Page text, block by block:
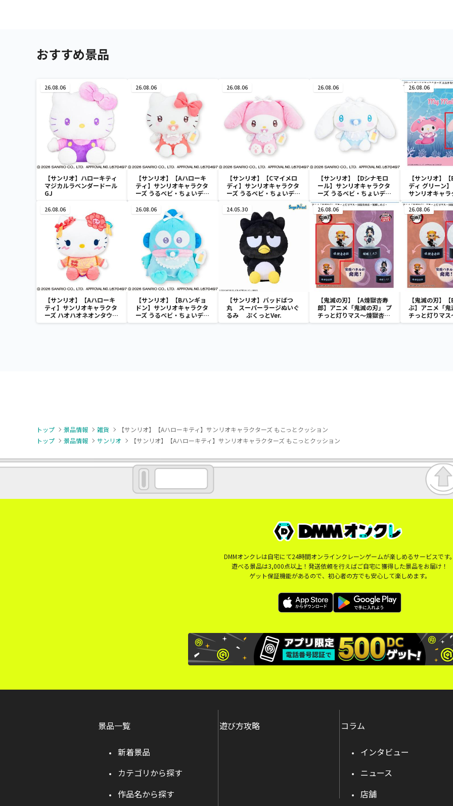
おすすめ景品
26.08.06
【サンリオ】ハローキティ
マジカルラベンダードール
GJ
26.08.06
【サンリオ】【Aハローキ
ティ】サンリオキャラクタ
ーズ うるベビ・ちょいデカ
26.08.06
【サンリオ】【Cマイメロ
ディ】サンリオキャラクタ
ーズ うるベビ・ちょいデカ
26.08.06
【サンリオ】【Dシナモロ
ール】サンリオキャラクタ
ーズ うるベビ・ちょいデカ
ドール
26.08.06
【サンリオ】
ディ グリーン
サンリオキャラ
おきな
イメロディ マ
～
26.08.06
【サンリオ】【Aハローキ
ティ】サンリオキャラクタ
ーズ ハオハオネオンタウン
ドールBIGタイプ1
26.08.06
【サンリオ】【Bハンギョ
ドン】サンリオキャラクタ
ーズ うるベビ・ちょいデカ
ドール
24.05.30
【サンリオ】バッドばつ
丸 スーパーラージぬいぐ
るみ ぷくっとVer.
26.08.06
【鬼滅の刃】【A煉獄杏寿
郎】アニメ「鬼滅の刃」 プ
チっと灯りマス～煉獄杏寿
郎・胡蝶しのぶ～
26.08.06
【鬼滅の刃】
ぶ】アニメ「鬼
チっと灯りマ
郎・胡蝶しのぶ
トップ 景品情報 雑貨
【サンリオ】【Aハローキティ】サンリオキャラクターズ もこっとクッション
トップ
景品情報 サンリオ 【サンリオ】【Aハローキティ】サンリオキャラクターズ もこっとクッション
DMMオンクレは自宅にて24時間オンラインクレーンゲームが楽しめるサービスです
遊べる景品は3,000点以上！発送依頼を行えばご自宅に獲得した景品をお届け！
ゲット保証機能があるので、初心者の方でも安心して楽しめます。
景品一覧
新着景品
カテゴリから探す
作品名から探す
遊び方攻略 コラム
インタビュー
ニュース
店舗